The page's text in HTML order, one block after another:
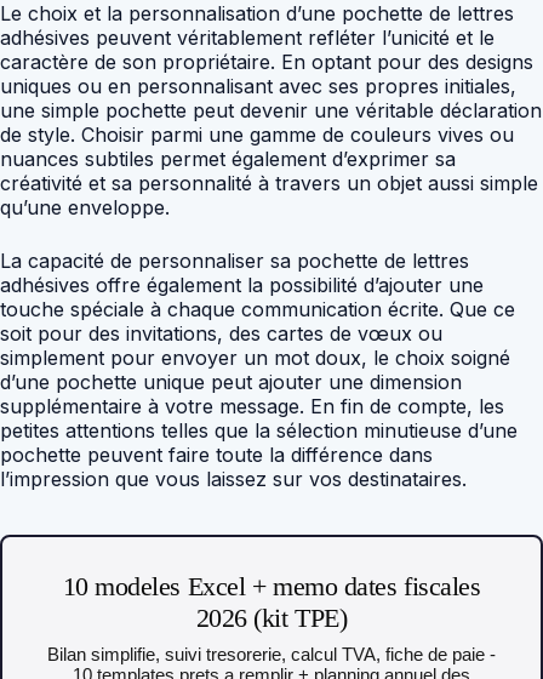
Le choix et la personnalisation d’une pochette de lettres
adhésives peuvent véritablement refléter l’unicité et le
caractère de son propriétaire. En optant pour des designs
uniques ou en personnalisant avec ses propres initiales,
une simple pochette peut devenir une véritable déclaration
de style. Choisir parmi une gamme de couleurs vives ou
nuances subtiles permet également d’exprimer sa
créativité et sa personnalité à travers un objet aussi simple
qu’une enveloppe.
La capacité de personnaliser sa pochette de lettres
adhésives offre également la possibilité d’ajouter une
touche spéciale à chaque communication écrite. Que ce
soit pour des invitations, des cartes de vœux ou
simplement pour envoyer un mot doux, le choix soigné
d’une pochette unique peut ajouter une dimension
supplémentaire à votre message. En fin de compte, les
petites attentions telles que la sélection minutieuse d’une
pochette peuvent faire toute la différence dans
l’impression que vous laissez sur vos destinataires.
10 modeles Excel + memo dates fiscales
2026 (kit TPE)
Bilan simplifie, suivi tresorerie, calcul TVA, fiche de paie -